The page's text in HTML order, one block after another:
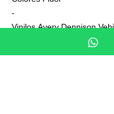
-
Vinilos Avery Dennison
- Junto a su pedido se